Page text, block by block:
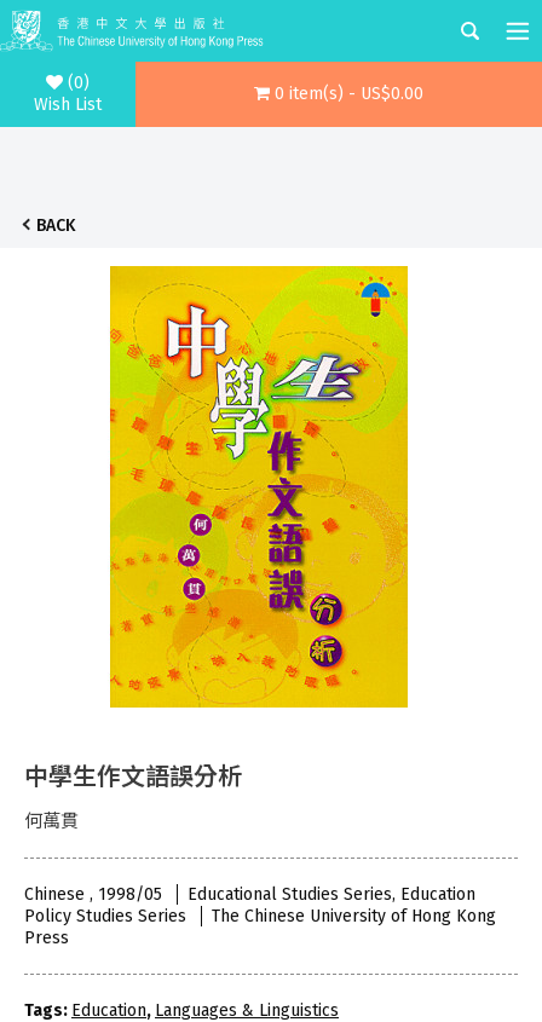
(0)
Wish List
0 item(s) - US$0.00
BACK
中學生作文語誤分析
何萬貫
Chinese , 1998/05
Educational Studies Series, Education
Policy Studies Series
The Chinese University of Hong Kong
Press
Tags: Education, Languages & Linguistics